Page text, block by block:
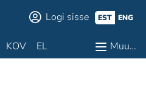
Logi sisse EST ENG
KOV EL Muu…